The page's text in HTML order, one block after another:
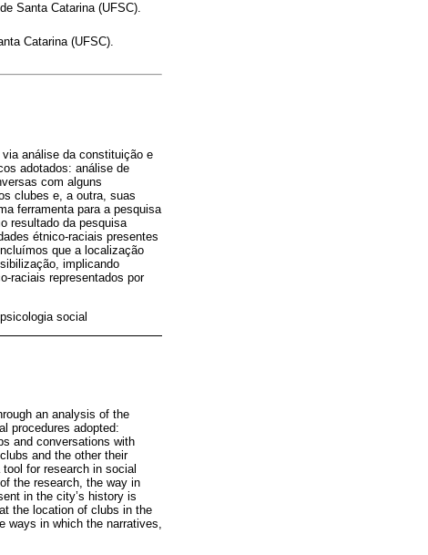
Santa Catarina (UFSC).
Catarina (UFSC).
análise da constituição e
adotados: análise de
com alguns
clubes e, a outra, suas
ferramenta para a pesquisa
resultado da pesquisa
étnico-raciais presentes
que a localização
implicando
raciais representados por
social
an analysis of the
procedures adopted:
and conversations with
and the other their
for research in social
the research, the way in
in the city’s history is
the location of clubs in the
ways in which the narratives,